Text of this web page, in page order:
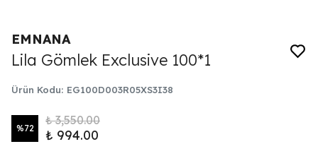
EMNANA
Lila Gömlek Exclusive 100*1
Ürün Kodu: EG100D003R05XS3I38
%72
₺ 3,550.00
₺ 994.00